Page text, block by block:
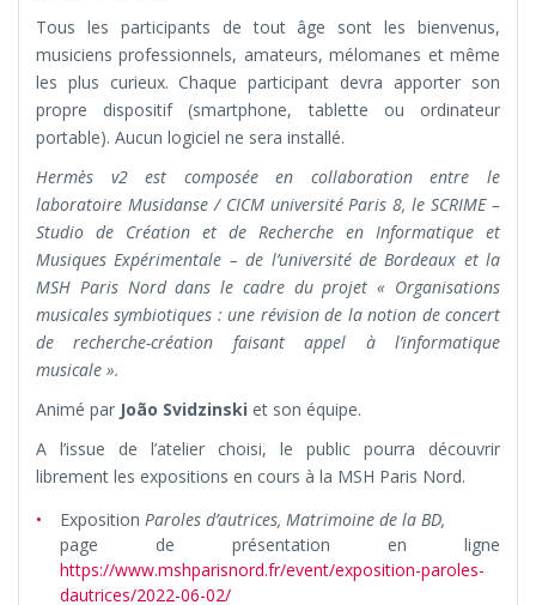
Tous les participants de tout âge sont les bienvenus,
musiciens professionnels, amateurs, mélomanes et même
les plus curieux. Chaque participant devra apporter son
propre dispositif (smartphone, tablette ou ordinateur
portable). Aucun logiciel ne sera installé.
Hermès v2 est composée en collaboration entre le
laboratoire Musidanse / CICM université Paris 8, le SCRIME –
Studio de Création et de Recherche en Informatique et
Musiques Expérimentale – de l’université de Bordeaux et la
MSH Paris Nord dans le cadre du projet « Organisations
musicales symbiotiques : une révision de la notion de concert
de recherche-création faisant appel à l’informatique
musicale ».
Animé par João Svidzinski et son équipe.
A l’issue de l’atelier choisi, le public pourra découvrir
librement les expositions en cours à la MSH Paris Nord.
Exposition Paroles d’autrices, Matrimoine de la BD,
page de présentation en ligne
https://www.mshparisnord.fr/event/exposition-paroles-
dautrices/2022-06-02/